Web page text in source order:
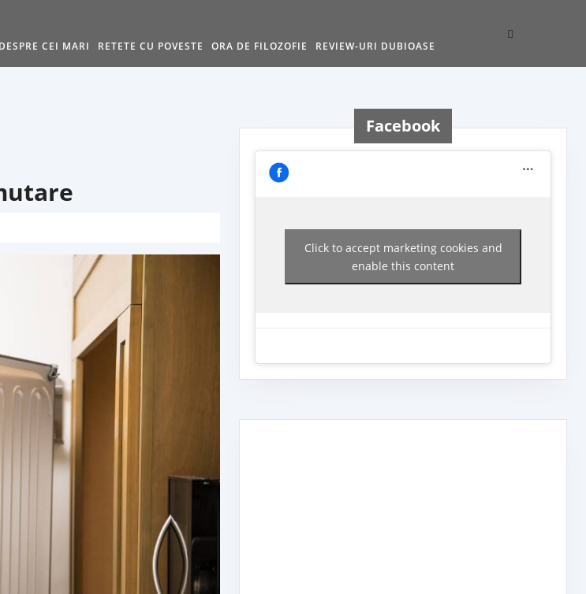
DESPRE CEI MARI RETETE CU POVESTE ORA DE FILOZOFIE REVIEW-URI DUBIOASE
Facebook
Click to accept marketing cookies and
enable this content